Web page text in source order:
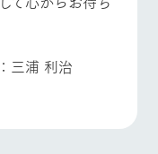
三浦 利治